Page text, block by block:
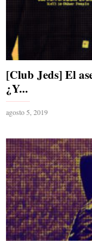
[Club Jeds] El
¿Y...
agosto 5, 2019